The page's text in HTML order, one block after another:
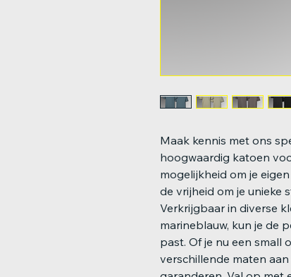
Maak kennis met ons
hoogwaardig katoen
mogelijkheid om je
de vrijheid om je unieke
Verkrijgbaar in diverse
marineblauw, kun je de
past. Of je nu een small
verschillende maten